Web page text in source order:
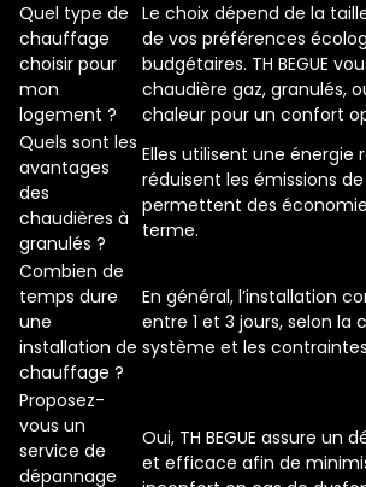
Quel type de
chauffage
choisir pour
mon
logement ?
Le choix dépend de la
de vos préférences
budgétaires. TH BEGUE
chaudière gaz, granulés,
chaleur pour un confort
Quels sont les
avantages
des
chaudières à
granulés ?
Elles utilisent une énergie
réduisent les émissions de
permettent des
terme.
Combien de
temps dure
une
installation de
chauffage ?
En général, l’installation
entre 1 et 3 jours, selon la
système et les
Proposez-
vous un
service de
dépannage
Oui, TH BEGUE assure un
et efficace afin de